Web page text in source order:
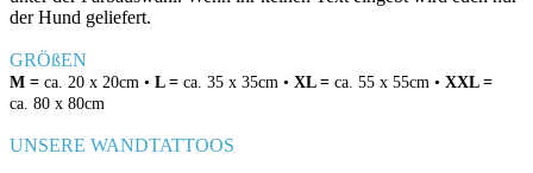
der Hund geliefert.
GRÖßEN
M = ca. 20 x 20cm • L = ca. 35 x 35cm • XL = ca. 55 x 55cm • XXL =
ca. 80 x 80cm
UNSERE WANDTATTOOS